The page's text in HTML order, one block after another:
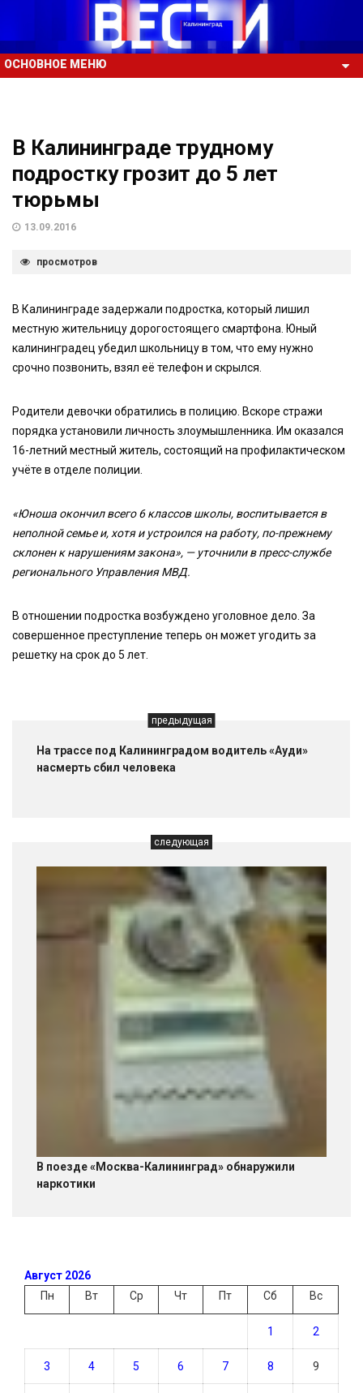
ОСНОВНОЕ МЕНЮ
В Калининграде трудному
подростку грозит до 5 лет
тюрьмы
13.09.2016
просмотров
В Калининграде задержали подростка, который лишил
местную жительницу дорогостоящего смартфона. Юный
калининградец убедил школьницу в том, что ему нужно
срочно позвонить, взял её телефон и скрылся.
Родители девочки обратились в полицию. Вскоре стражи
порядка установили личность злоумышленника. Им оказался
16-летний местный житель, состоящий на профилактическом
учёте в отделе полиции.
«Юноша окончил всего 6 классов школы, воспитывается в
неполной семье и, хотя и устроился на работу, по-прежнему
склонен к нарушениям закона», — уточнили в пресс-службе
регионального Управления МВД.
В отношении подростка возбуждено уголовное дело. За
совершенное преступление теперь он может угодить за
решетку на срок до 5 лет.
предыдущая
На трассе под Калининградом водитель «Ауди»
насмерть сбил человека
следующая
В поезде «Москва-Калининград» обнаружили
наркотики
Август 2026
Пн
Вт Ср Чт Пт Сб Вс
1 2
3 4 5 6 7 8 9